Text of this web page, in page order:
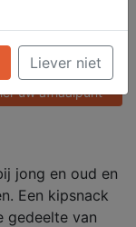
prijzen moet u
zijn.
uw afhaalpunt
jong en oud en
Een kipsnack
gedeelte van
Liever niet